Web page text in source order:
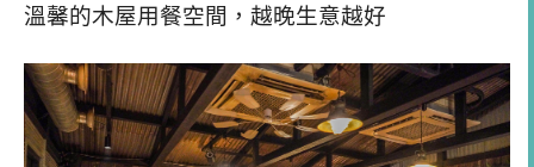
溫馨的木屋用餐空間，越晚生意越好